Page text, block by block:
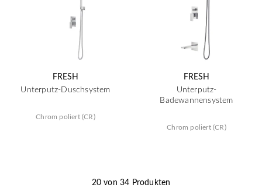
FRESH
Unterputz-Duschsystem
Chrom poliert (CR)
FRESH
Unterputz-
Badewannensystem
Chrom poliert (CR)
20 von 34 Produkten